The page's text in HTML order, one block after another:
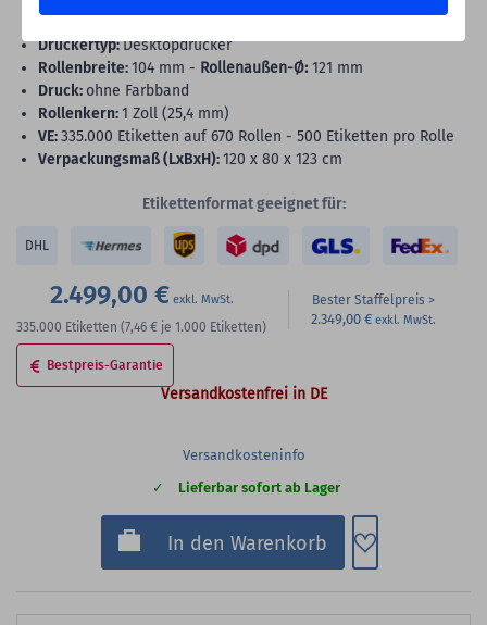
Druckertyp:Desktopdrucker
Rollenbreite:104 mm - Rollenaußen-Ø: 121 mm
Druck: ohne Farbband
Rollenkern:1 Zoll (25,4 mm)
VE:335.000 Etiketten auf 670 Rollen - 500 Etiketten pro Rolle
Verpackungsmaß (LxBxH):120 x 80 x 123 cm
Etikettenformat geeignet für:
DHL
2.499,00 €
335.000 Etiketten (7,46 € je 1.000 Etiketten)
Bester Staffelpreis
2.349,00 €
Bestpreis-Garantie
Versandkostenfrei in DE
Versandkosteninfo
Lieferbar sofort ab Lager
In den Warenkorb Zum